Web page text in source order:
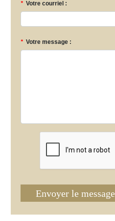
* Votre courriel :
* Votre message :
Envoyer le message